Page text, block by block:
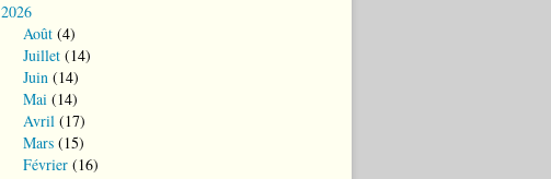
2026
Août (4)
Juillet (14)
Juin (14)
Mai (14)
Avril (17)
Mars (15)
Février (16)